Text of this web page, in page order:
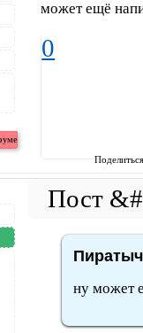
может ещё
0
ну может